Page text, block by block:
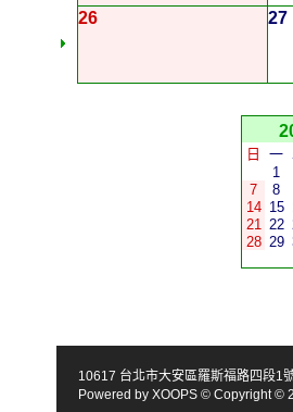
26 27
日 一
1
7
8
14 15
21 22
28 29
10617 台北市大安區羅斯福路四段
Powered by XOOPS © Copyright ©